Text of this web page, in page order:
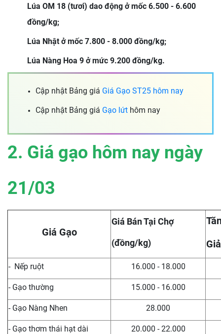
Lúa OM 18 (tươi) dao động ở mốc 6.500 - 6.600
đồng/kg;
Lúa Nhật ở mốc 7.800 - 8.000 đồng/kg;
Lúa Nàng Hoa 9 ở mức 9.200 đồng/kg.
Cập nhật Bảng giá Giá Gạo ST25 hôm nay
Cập nhật Bảng giá Gạo lứt hôm nay
2. Giá gạo hôm nay ngày
21/03
Giá Gạo
Giá Bán Tại Chợ
(đồng/kg)
- Nếp ruột 16.000 - 18.000
- Gạo thường 15.000 - 16.000
- Gạo Nàng Nhen 28.000
- Gạo thơm thái hạt dài 20.000 - 22.000